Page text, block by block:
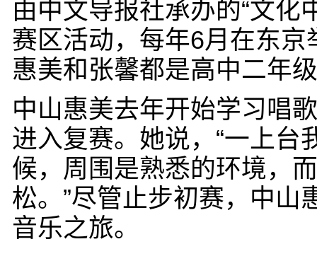
由中文导报社承办的“文化
赛区活动，每年6月在东
惠美和张馨都是高中二年
中山惠美去年开始学习唱
进入复赛。她说，“一上台
候，周围是熟悉的环境，
松。”尽管止步初赛，中山
音乐之旅。